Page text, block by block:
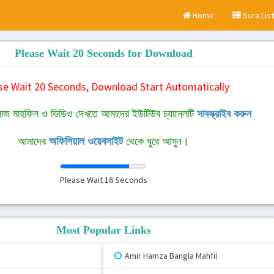
Home Sura List
Please Wait 20 Seconds for Download
Wait 20 Seconds, Download Start Automatically
মাহফিল ও ভিডিও দেখতে আমাদের ইউটিউব চ্যানেলটি সাবস্ক্রাইব করুন
আমাদের অফিশিয়াল ওয়েবসাইটথেকে ঘুরে আসুন।
Please Wait16Seconds
Most Popular Links
Amir Hamza Bangla Mahfil